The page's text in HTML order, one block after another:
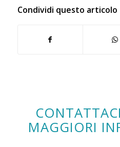
Condividi questo articolo
MAGGIORI